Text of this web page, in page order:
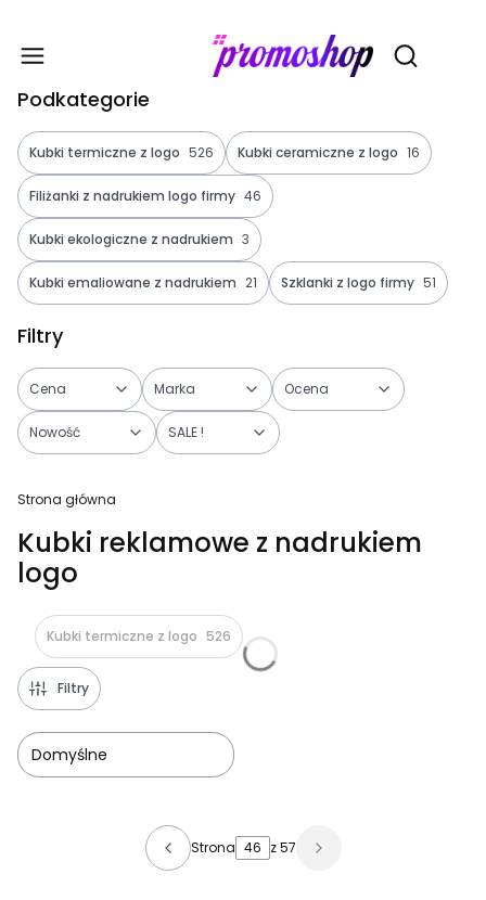
Otwórz
Podkategorie
Kubki termiczne z logo 526 Kubki ceramiczne z logo 16
Filiżanki z nadrukiem logo firmy 46
Kubki ekologiczne z nadrukiem 3
Kubki emaliowane z nadrukiem 21 Szklanki z logo firmy 51
Filtry
Cena Marka Ocena
Nowość SALE !
Strona główna
Kubki reklamowe z nadrukiem
logo
Kubki termiczne z logo 526
Filtry
Domyślne
Lista produktów
Strona z 57